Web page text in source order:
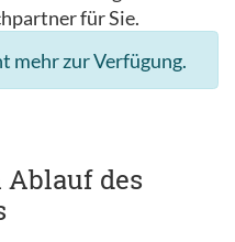
für Sie.
mehr zur Verfügung.
des